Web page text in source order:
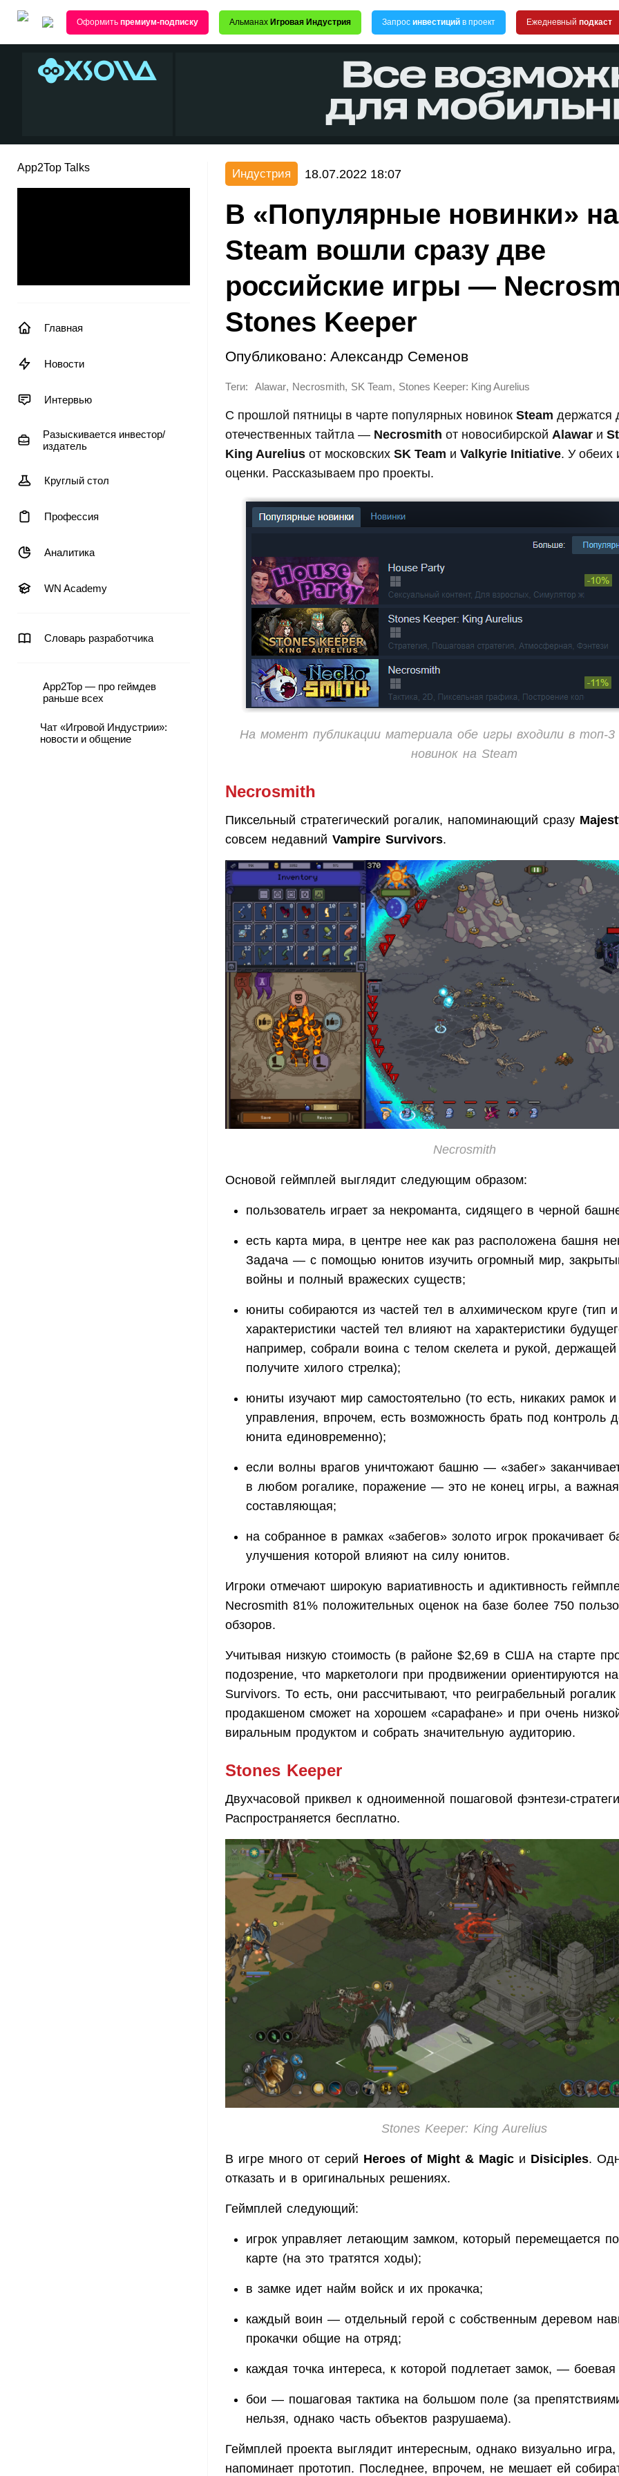
Оформить премиум-подписку Альманах Игровая Индустрия Запрос инвестиций в проект Ежедневный подкаст
App2Top Talks
Главная
Новости
Интервью
Разыскивается инвестор/
издатель
Круглый стол
Профессия
Аналитика
WN Academy
Словарь разработчика
App2Top — про геймдев
раньше всех
Чат «Игровой Индустрии»:
новости и общение
Индустрия 18.07.2022 18:07
В «Популярные новинки» на
Steam вошли сразу две
российские игры —
Stones Keeper
Опубликовано: Александр Семенов
Теги: Alawar, Necrosmith, SK Team, Stones Keeper: King Aurelius
С прошлой пятницы в чарте популярных новинок Steam держатся
отечественных тайтла — Necrosmith от новосибирской Alawar и
King Aurelius от московских SK Team и Valkyrie Initiative. У обеих
оценки. Рассказываем про проекты.
На момент публикации материала обе игры входили в топ-3
новинок на Steam
Necrosmith
Пиксельный стратегический рогалик, напоминающий сразу
совсем недавний Vampire Survivors.
Necrosmith
Основой геймплей выглядит следующим образом:
пользователь играет за некроманта, сидящего в черной
есть карта мира, в центре нее как раз расположена башня
Задача — с помощью юнитов изучить огромный мир,
войны и полный вражеских существ;
юниты собираются из частей тел в алхимическом круге (тип и
характеристики частей тел влияют на характеристики
например, собрали воина с телом скелета и рукой, держащей
получите хилого стрелка);
юниты изучают мир самостоятельно (то есть, никаких рамок
управления, впрочем, есть возможность брать под контроль
юнита единовременно);
если волны врагов уничтожают башню — «забег»
в любом рогалике, поражение — это не конец игры, а
составляющая;
на собранное в рамках «забегов» золото игрок прокачивает
улучшения которой влияют на силу юнитов.
Игроки отмечают широкую вариативность и адиктивность
Necrosmith 81% положительных оценок на базе более 750
обзоров.
Учитывая низкую стоимость (в районе $2,69 в США на старте
подозрение, что маркетологи при продвижении ориентируются
Survivors. То есть, они рассчитывают, что реиграбельный
продакшеном сможет на хорошем «сарафане» и при очень
виральным продуктом и собрать значительную аудиторию.
Stones Keeper
Двухчасовой приквел к одноименной пошаговой фэнтези-
Распространяется бесплатно.
Stones Keeper: King Aurelius
В игре много от серий Heroes of Might & Magic и Disiciples.
отказать и в оригинальных решениях.
Геймплей следующий:
игрок управляет летающим замком, который перемещается
карте (на это тратятся ходы);
в замке идет найм войск и их прокачка;
каждый воин — отдельный герой с собственным деревом
прокачки общие на отряд;
каждая точка интереса, к которой подлетает замок, —
бои — пошаговая тактика на большом поле (за
нельзя, однако часть объектов разрушаема).
Геймплей проекта выглядит интересным, однако визуально
напоминает прототип. Последнее, впрочем, не мешает ей